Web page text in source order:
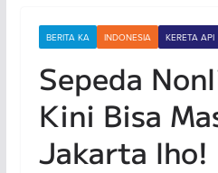
BERITA KA INDONESIA KERETA API
Sepeda
Kini Bisa
Jakarta lho!